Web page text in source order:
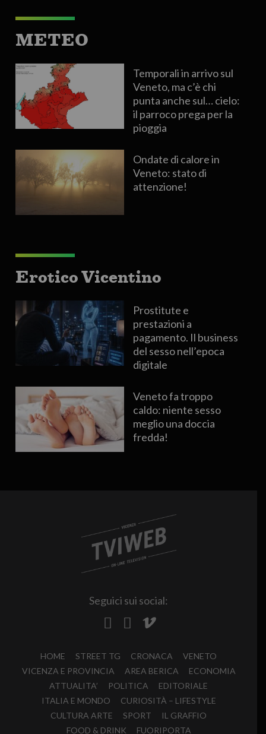
METEO
Temporali in arrivo sul
Veneto, ma c’è chi
punta anche sul… cielo:
il parroco prega per la
pioggia
Ondate di calore in
Veneto: stato di
attenzione!
Erotico Vicentino
Prostitute e
prestazioni a
pagamento. Il business
del sesso nell’epoca
digitale
Veneto fa troppo
caldo: niente sesso
meglio una doccia
fredda!
Seguici sui social:
HOME STREET TG CRONACA
VENETO
VICENZA E PROVINCIA
AREA BERICA
ECONOMIA
ATTUALITA’
POLITICA
EDITORIALE
ITALIA E MONDO
CURIOSITÀ – LIFESTYLE
CULTURA ARTE
SPORT
IL GRAFFIO
FOOD & DRINK
FUORIPORTA